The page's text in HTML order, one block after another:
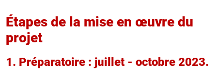
Étapes de la mise en œuvre du
projet
1. Préparatoire : juillet - octobre 2023.